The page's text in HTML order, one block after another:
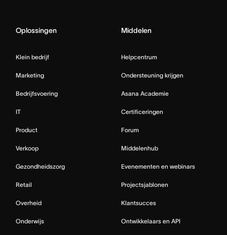
Oplossingen
Klein bedrijf
Marketing
Bedrijfsvoering
IT
Product
Verkoop
Gezondheidszorg
Retail
Overheid
Onderwijs
Middelen
Helpcentrum
Ondersteuning krijgen
Asana Academie
Certificeringen
Forum
Middelenhub
Evenementen en webinars
Projectsjablonen
Klantsucces
Ontwikkelaars en API